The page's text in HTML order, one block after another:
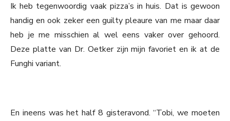
Ik heb tegenwoordig vaak pizza’s in huis. Dat is gewoon
handig en ook zeker een guilty pleaure van me maar daar
heb je me misschien al wel eens vaker over gehoord.
Deze platte van Dr. Oetker zijn mijn favoriet en ik at de
Funghi variant.
En ineens was het half 8 gisteravond. “Tobi, we moeten